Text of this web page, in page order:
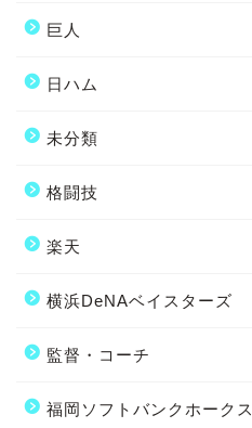
巨人
日ハム
未分類
格闘技
楽天
横浜DeNAベイスターズ
監督・コーチ
福岡ソフトバンクホークス